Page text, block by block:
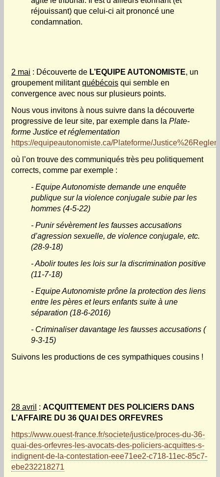
réjouissant) que celui-ci ait prononcé une
condamnation.
2 mai : Découverte de L’EQUIPE AUTONOMISTE, un
groupement militantquébécois qui semble en
convergence avec nous sur plusieurs points.
Nous vous invitons à nous suivre dans la découverte
progressive de leur site, par exemple dans la Plate-
forme Justice et réglementation
https://equipeautonomiste.ca/Plateforme/
où l’on trouve des communiqués très peu politiquement
corrects, comme par exemple :
- Equipe Autonomiste demande une enquête
publique sur la violence conjugale subie par les
hommes (4-5-22)
- Punir sévèrement les fausses accusations
d’agression sexuelle, de violence conjugale, etc.
(28-9-18)
- Abolir toutes les lois sur la discrimination positive
(11-7-18)
- Equipe Autonomiste prône la protection des liens
entre les pères et leurs enfants suite à une
séparation (18-6-2016)
- Criminaliser davantage les fausses accusations (
9-3-15)
Suivons les productions de ces sympathiques cousins !
28 avril : ACQUITTEMENT DES POLICIERS DANS
L’AFFAIRE DU 36 QUAI DES ORFEVRES
https://www.ouest-france.fr/societe/justice/proces-du-36-
quai-des-orfevres-les-avocats-des-policiers-acquittes-s-
indignent-de-la-contestation-eee71ee2-c718-11ec-85c7-
ebe232218271